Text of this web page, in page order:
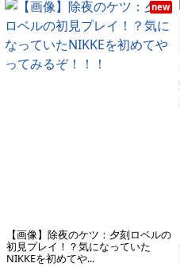
new
【画像】除夜のケツ：夕刻ロベルの
初見プレイ！？気になっていた
NIKKEを初めてや...